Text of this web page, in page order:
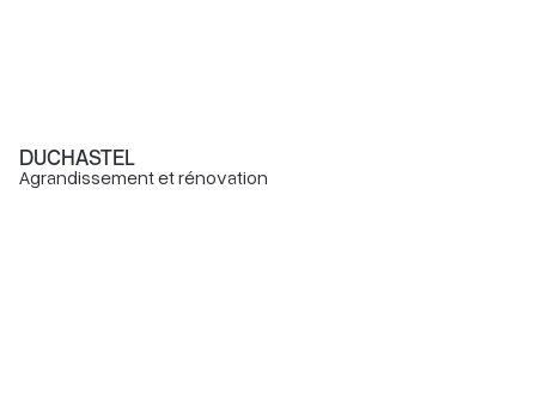
DUCHASTEL
Agrandissement et rénovation